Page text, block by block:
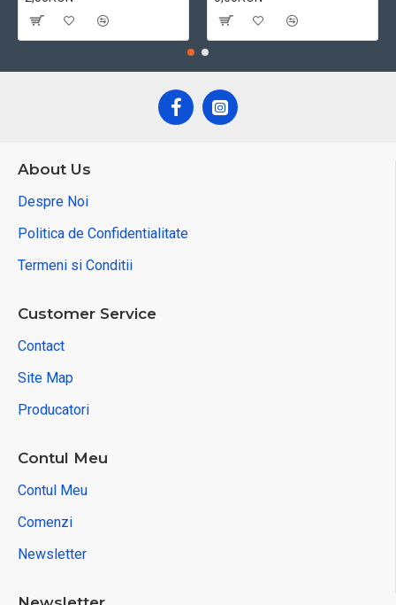
About Us
Despre Noi
Politica de Confidentialitate
Termeni si Conditii
Customer Service
Contact
Site Map
Producatori
Contul Meu
Contul Meu
Comenzi
Newsletter